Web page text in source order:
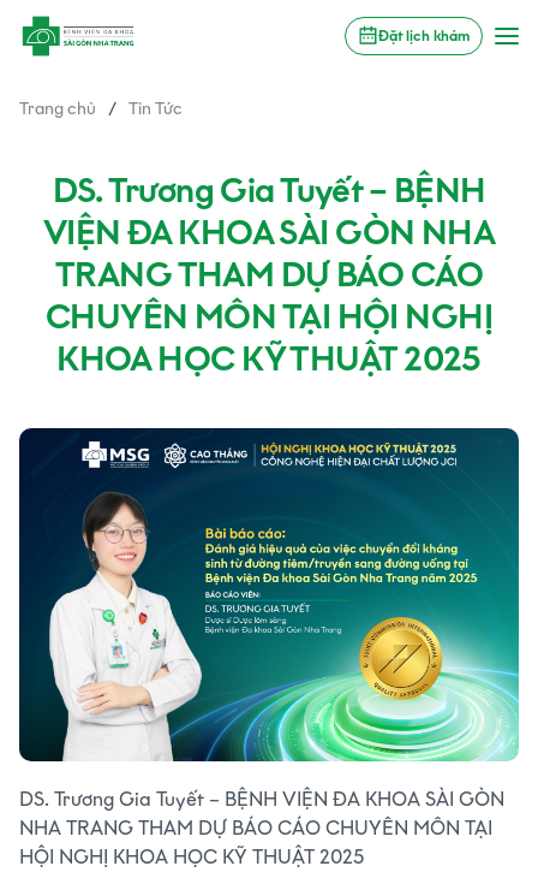
Đặt lịch khám
Trang chủ / Tin Tức
DS. Trương Gia Tuyết – BỆNH
VIỆN ĐA KHOA SÀI GÒN NHA
TRANG THAM DỰ BÁO CÁO
CHUYÊN MÔN TẠI HỘI NGHỊ
KHOA HỌC KỸ THUẬT 2025
DS. Trương Gia Tuyết – BỆNH VIỆN ĐA KHOA SÀI GÒN
NHA TRANG THAM DỰ BÁO CÁO CHUYÊN MÔN TẠI
HỘI NGHỊ KHOA HỌC KỸ THUẬT 2025